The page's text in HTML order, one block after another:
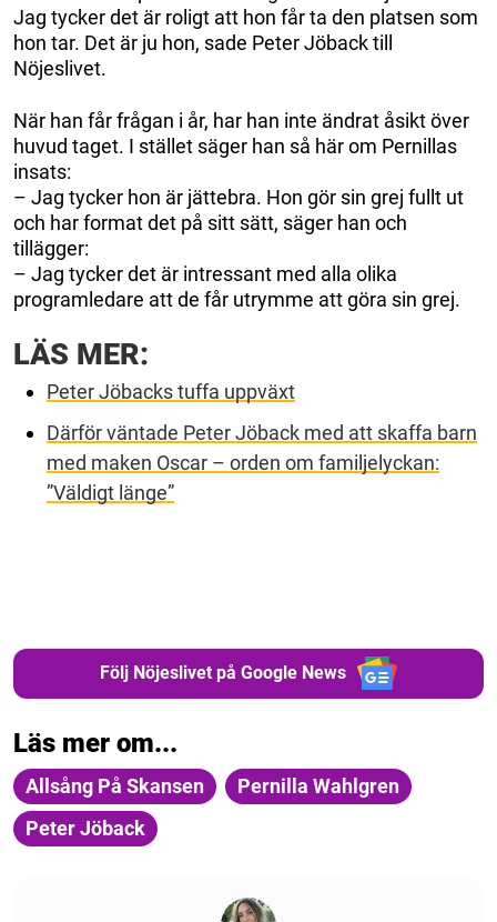
Jag tycker det är roligt att hon får ta den platsen som
hon tar. Det är ju hon, sade Peter Jöback till
Nöjeslivet.
När han får frågan i år, har han inte ändrat åsikt över
huvud taget. I stället säger han så här om Pernillas
insats:
– Jag tycker hon är jättebra. Hon gör sin grej fullt ut
och har format det på sitt sätt, säger han och
tillägger:
– Jag tycker det är intressant med alla olika
programledare att de får utrymme att göra sin grej.
LÄS MER:
Peter Jöbacks tuffa uppväxt
Därför väntade Peter Jöback med att skaffa barn
med maken Oscar – orden om familjelyckan:
”Väldigt länge”
Följ Nöjeslivet på Google News
Läs mer om...
Allsång På Skansen
Pernilla Wahlgren
Peter Jöback